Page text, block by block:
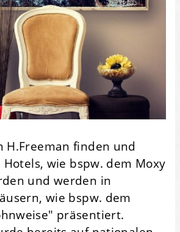
H.Freeman finden und
wie bspw. dem Moxy
und werden in
wie bspw. dem
präsentiert.